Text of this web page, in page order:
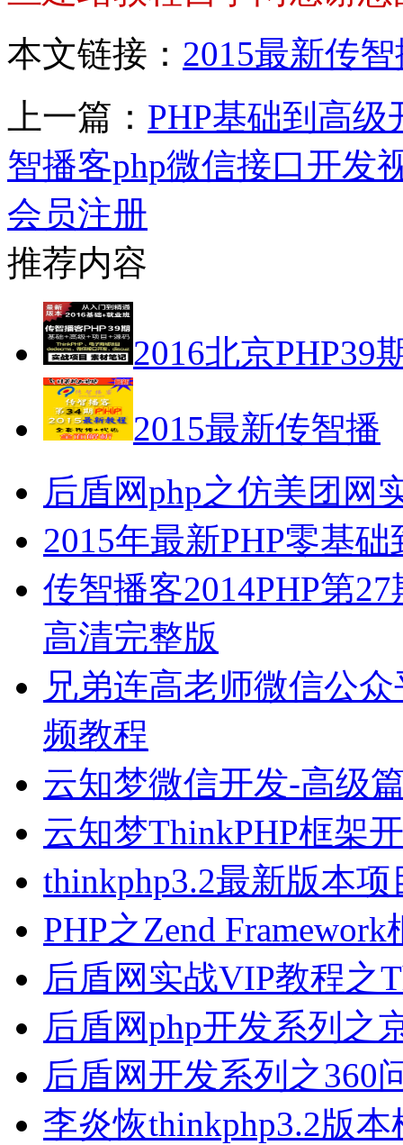
本文链接： 2015最新传
上一篇： PHP基础到高
智播客php微信接口开发
会员注册
推荐内容
2016北京PHP39
2015最新传智播
后盾网php之仿美团网
2015年最新PHP零基
传智播客2014PHP第
高清完整版
兄弟连高老师微信公
频教程
云知梦微信开发-高级
云知梦ThinkPHP框架
thinkphp3.2最新版本
PHP之Zend
后盾网实战VIP教程之
后盾网php开发系列之
后盾网开发系列之360
李炎恢thinkphp3.2版